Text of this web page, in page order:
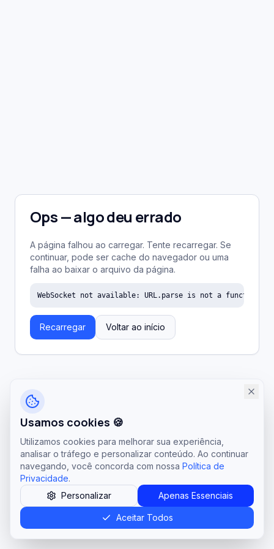
Ops — algo deu errado
A página falhou ao carregar. Tente recarregar. Se
continuar, pode ser cache do navegador ou uma
falha ao baixar o arquivo da página.
WebSocket not available: URL.parse is not a function
Recarregar Voltar ao início
Usamos cookies 🍪
Utilizamos cookies para melhorar sua experiência,
analisar o tráfego e personalizar conteúdo. Ao continuar
navegando, você concorda com nossa Política de
Privacidade.
Personalizar
Apenas Essenciais
Aceitar Todos